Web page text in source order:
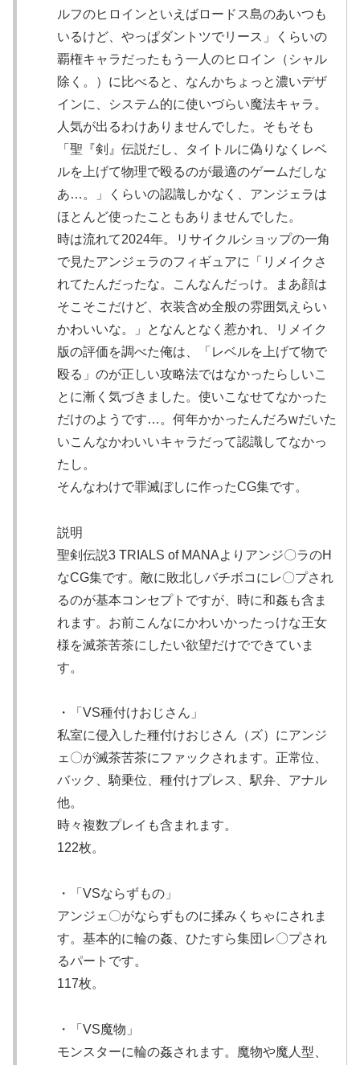
ルフのヒロインといえばロードス島のあいつも
いるけど、やっぱダントツでリース」くらいの
覇権キャラだったもう一人のヒロイン（シャル
除く。）に比べると、なんかちょっと濃いデザ
インに、システム的に使いづらい魔法キャラ。
人気が出るわけありませんでした。そもそも
「聖『剣』伝説だし、タイトルに偽りなくレベ
ルを上げて物理で殴るのが最適のゲームだしな
あ…。」くらいの認識しかなく、アンジェラは
ほとんど使ったこともありませんでした。
時は流れて2024年。リサイクルショップの一角
で見たアンジェラのフィギュアに「リメイクさ
れてたんだったな。こんなんだっけ。まあ顔は
そこそこだけど、衣装含め全般の雰囲気えらい
かわいいな。」となんとなく惹かれ、リメイク
版の評価を調べた俺は、「レベルを上げて物で
殴る」のが正しい攻略法ではなかったらしいこ
とに漸く気づきました。使いこなせてなかった
だけのようです…。何年かかったんだろwだいた
いこんなかわいいキャラだって認識してなかっ
たし。
そんなわけで罪滅ぼしに作ったCG集です。
説明
聖剣伝説3 TRIALS of MANAよりアンジ〇ラのH
なCG集です。敵に敗北しバチボコにレ〇プされ
るのが基本コンセプトですが、時に和姦も含ま
れます。お前こんなにかわいかったっけな王女
様を滅茶苦茶にしたい欲望だけでできていま
す。
・「VS種付けおじさん」
私室に侵入した種付けおじさん（ズ）にアンジ
ェ〇が滅茶苦茶にファックされます。正常位、
バック、騎乗位、種付けプレス、駅弁、アナル
他。
時々複数プレイも含まれます。
122枚。
・「VSならずもの」
アンジェ〇がならずものに揉みくちゃにされま
す。基本的に輪の姦、ひたすら集団レ〇プされ
るパートです。
117枚。
・「VS魔物」
モンスターに輪の姦されます。魔物や魔人型、